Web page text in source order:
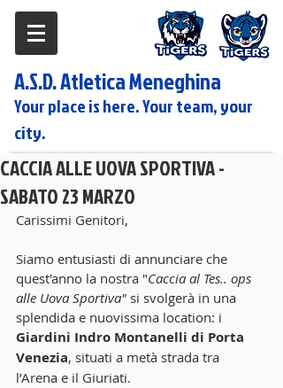
A.S.D. Atletica Meneghina
Your place is here. Your team, your
city.
CACCIA ALLE UOVA SPORTIVA -
SABATO 23 MARZO
Carissimi Genitori,
Siamo entusiasti di annunciare che
quest'anno la nostra "Caccia al Tes.. ops
alle Uova Sportiva" si svolgerà in una
splendida e nuovissima location: i
Giardini Indro Montanelli di Porta
Venezia, situati a metà strada tra
l’Arena e il Giuriati.